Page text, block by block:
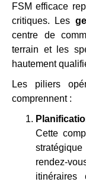
FSM efficace
critiques. Les
centre de
terrain et les
hautement
Les piliers
comprennent :
Cette
rendez-